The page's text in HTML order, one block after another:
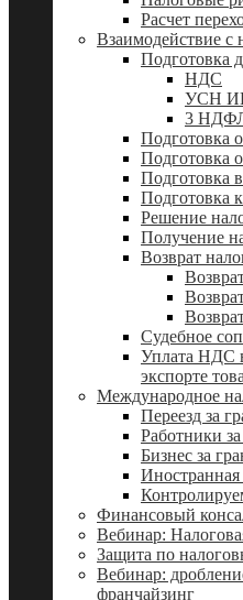
Расчет
Взаимодействие с
Подготовка
НДС
УСН
3
Подготовка
Подготовка
Подготовка
Подготовка
Решение
Получение
Возврат
Судебное
Уплата НДС
экспорте
Международное
Переезд за
Работники
Бизнес за
Финансовый
Вебинар:
Защита по
Вебинар:
франчайзинг